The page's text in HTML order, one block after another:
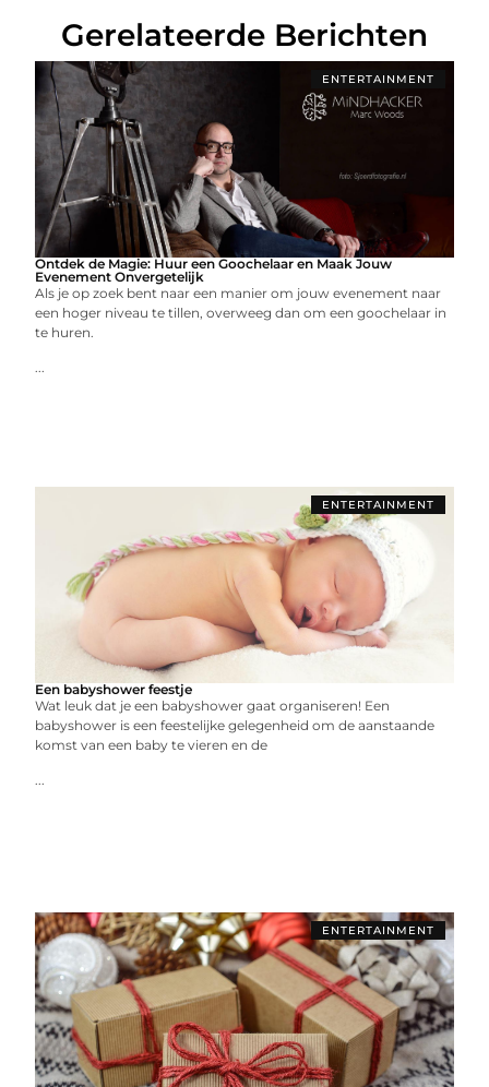
Gerelateerde Berichten
ENTERTAINMENT
Ontdek de Magie: Huur een Goochelaar en Maak Jouw
Evenement Onvergetelijk
Als je op zoek bent naar een manier om jouw evenement naar
een hoger niveau te tillen, overweeg dan om een goochelaar in
te huren.
...
ENTERTAINMENT
Een babyshower feestje
Wat leuk dat je een babyshower gaat organiseren! Een
babyshower is een feestelijke gelegenheid om de aanstaande
komst van een baby te vieren en de
...
ENTERTAINMENT